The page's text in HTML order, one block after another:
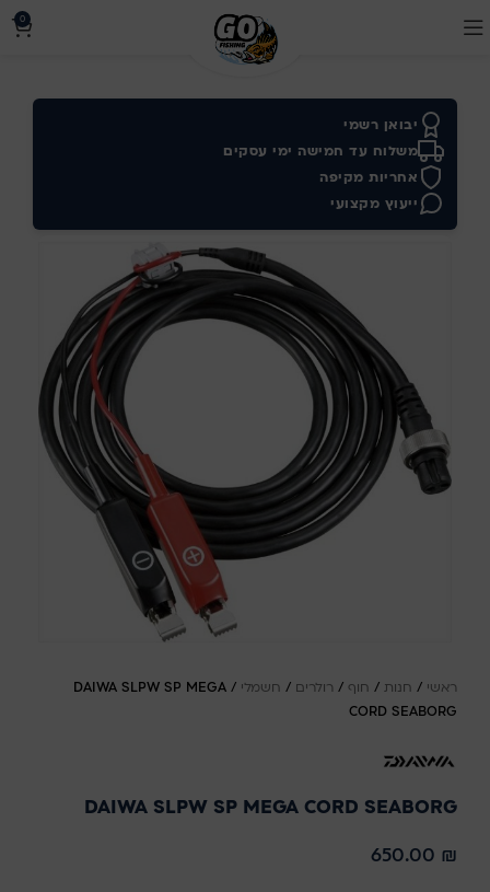
0
יבואן רשמי
משלוח עד חמישה ימי עסקים
אחריות מקיפה
ייעוץ מקצועי
ראשי / חנות / חוף / רולרים / חשמלי /
DAIWA SLPW SP MEGA
CORD SEABORG
DAIWA SLPW SP MEGA CORD SEABORG
650.00 ₪